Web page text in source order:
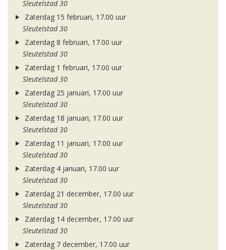
Sleutelstad 30
Zaterdag 15 februari, 17.00 uur
Sleutelstad 30
Zaterdag 8 februari, 17.00 uur
Sleutelstad 30
Zaterdag 1 februari, 17.00 uur
Sleutelstad 30
Zaterdag 25 januari, 17.00 uur
Sleutelstad 30
Zaterdag 18 januari, 17.00 uur
Sleutelstad 30
Zaterdag 11 januari, 17.00 uur
Sleutelstad 30
Zaterdag 4 januari, 17.00 uur
Sleutelstad 30
Zaterdag 21 december, 17.00 uur
Sleutelstad 30
Zaterdag 14 december, 17.00 uur
Sleutelstad 30
Zaterdag 7 december, 17.00 uur